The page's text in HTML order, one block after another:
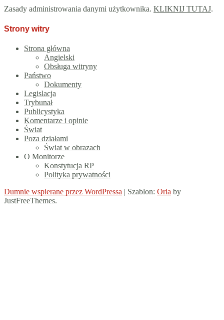
Zasady administrowania danymi użytkownika. KLIKNIJ TUTAJ.
Strony witry
Strona główna
Angielski
Obsługa witryny
Państwo
Dokumenty
Legislacja
Trybunał
Publicystyka
Komentarze i opinie
Świat
Poza działami
Świat w obrazach
O Monitorze
Konstytucja RP
Polityka prywatności
Dumnie wspierane przez WordPressa | Szablon: Oria by
JustFreeThemes.